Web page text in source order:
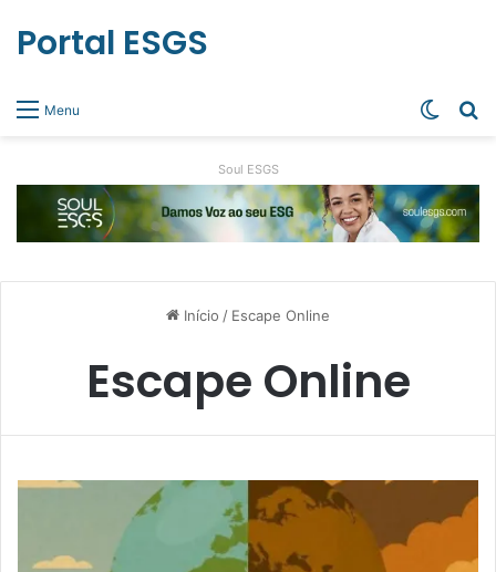
Menu
Portal ESGS
Soul ESGS
Início / Escape Online
Escape Online